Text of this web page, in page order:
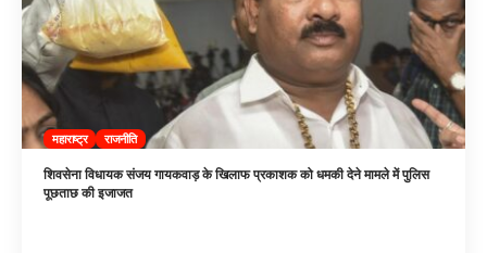
महाराष्ट्र राजनीति
शिवसेना विधायक संजय गायकवाड़ के खिलाफ प्रकाशक को धमकी देने मामले में पुलिस
पूछताछ की इजाजत